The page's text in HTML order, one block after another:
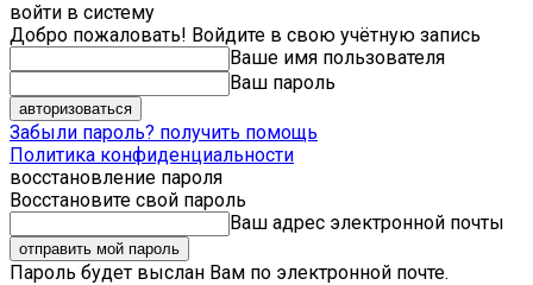
войти в систему
Добро пожаловать! Войдите в свою учётную запись
Ваше имя пользователя
Ваш пароль
Забыли пароль? получить помощь
Политика конфиденциальности
восстановление пароля
Восстановите свой пароль
Ваш адрес электронной почты
Пароль будет выслан Вам по электронной почте.